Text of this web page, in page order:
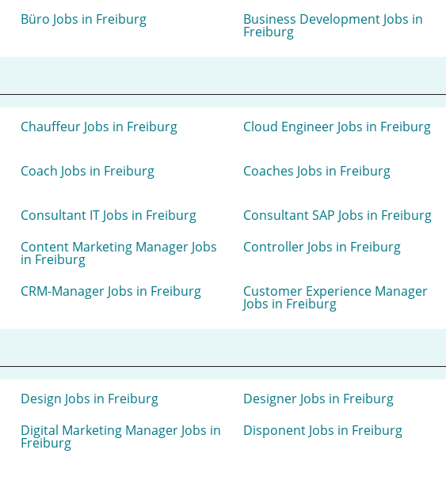
Büro Jobs in Freiburg Business Development Jobs in
Freiburg
Chauffeur Jobs in Freiburg Cloud Engineer Jobs in Freiburg
Coach Jobs in Freiburg Coaches Jobs in Freiburg
Consultant IT Jobs in Freiburg Consultant SAP Jobs in Freiburg
Content Marketing Manager Jobs
in Freiburg
Controller Jobs in Freiburg
CRM-Manager Jobs in Freiburg Customer Experience Manager
Jobs in Freiburg
Design Jobs in Freiburg Designer Jobs in Freiburg
Digital Marketing Manager Jobs in
Freiburg
Disponent Jobs in Freiburg